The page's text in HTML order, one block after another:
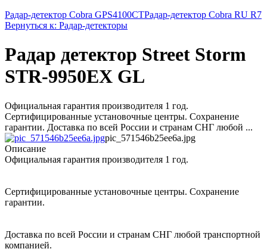
Радар-детектор Cobra GPS4100СТРадар-детектор Cobra RU R7
Вернуться к: Радар-детекторы
Радар детектор Street Storm
STR-9950EX GL
Официальная гарантия производителя 1 год.
Сертифицированные установочные центры. Сохранение
гарантии. Доставка по всей России и странам СНГ любой ...
pic_571546b25ee6a.jpg
Описание
Официальная гарантия производителя 1 год.
Сертифицированные установочные центры. Сохранение
гарантии.
Доставка по всей России и странам СНГ любой транспортной
компанией.